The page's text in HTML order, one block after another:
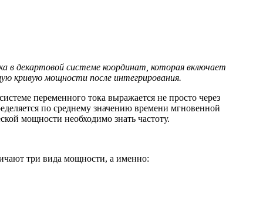
в декартовой системе координат, которая включает
кривую мощности после интегрирования.
переменного тока выражается не просто через
по среднему значению времени мгновенной
мощности необходимо знать частоту.
три вида мощности, а именно: